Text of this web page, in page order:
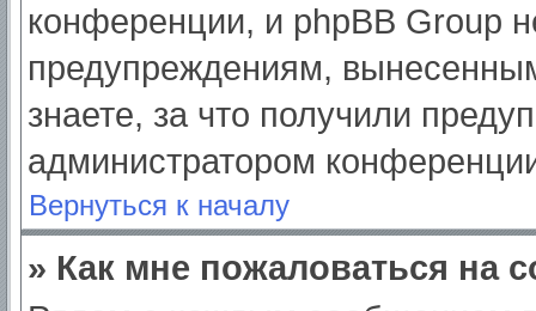
конференции, и phpBB Group
предупреждениям,
знаете, за что получили
администратором
Вернуться к началу
» Как мне пожаловаться на